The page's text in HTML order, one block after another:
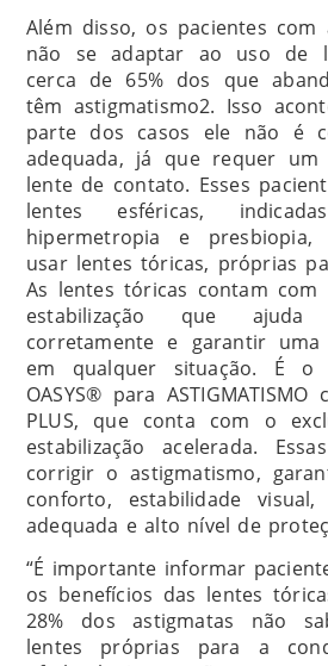
Além disso, os pacientes com
não se adaptar ao uso de
cerca de 65% dos que
têm astigmatismo2. Isso
parte dos casos ele não é
adequada, já que requer
lente de contato. Esses
lentes esféricas,
hipermetropia e presbiopia,
usar lentes tóricas, próprias
As lentes tóricas contam com
estabilização que ajuda
corretamente e garantir uma
em qualquer situação. É o
OASYS® para ASTIGMATISMO
PLUS, que conta com o
estabilização acelerada.
corrigir o astigmatismo,
conforto, estabilidade
adequada e alto nível de
“É importante informar
os benefícios das lentes
28% dos astigmatas não
lentes próprias para a